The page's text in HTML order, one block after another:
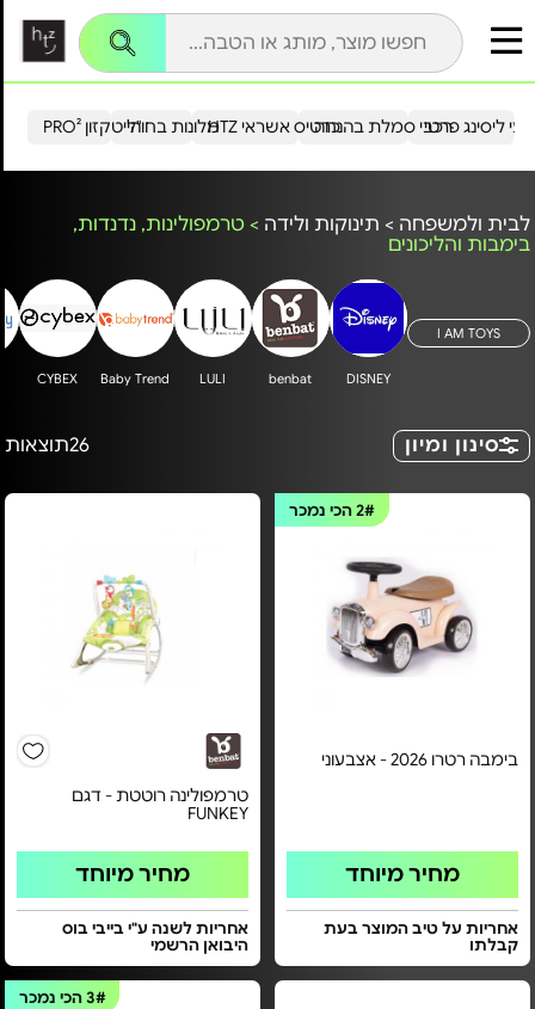
הייטקזון PRO²מלונות בחו"ל כרטיס אשראי HTZ ליסינג פרטירכבי סמלת בהנחה
לבית ולמשפחה > תינוקות ולידה > טרמפולינות, נדנדות,
בימבות והליכונים
I AM TOYS
DISNEY
benbat
LULI
Baby Trend
CYBEX
סינון ומיון 26תוצאות
2#הכי נמכר
בימבה רטרו 2026 - אצבעוני
מחיר מיוחד
אחריות על טיב המוצר בעת
קבלתו
טרמפולינה רוטטת - דגם
FUNKEY
מחיר מיוחד
אחריות לשנה ע"י בייבי בוס
היבואן הרשמי
3#הכי נמכר